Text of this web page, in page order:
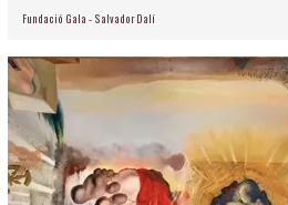
Fundació Gala - Salvador Dalí